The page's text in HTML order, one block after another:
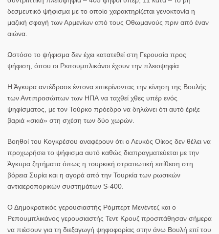
δεσμευτικό ψήφισμα με το οποίο χαρακτηρίζεται γενοκτονία η
μαζική σφαγή των Αρμενίων από τους Οθωμανούς πριν από έναν
αιώνα.
Ωστόσο το ψήφισμα δεν έχει κατατεθεί στη Γερουσία προς
ψήφιση, όπου οι Ρεπουμπλικάνοι έχουν την πλειοψηφία.
Η Άγκυρα αντέδρασε έντονα επικρίνοντας την κίνηση της Βουλής
των Αντιπροσώπων των ΗΠΑ να ταχθεί χθες υπέρ ενός
ψηφίσματος, με τον Τούρκο πρόεδρο να δηλώνει ότι αυτό έριξε
βαριά «σκιά» στη σχέση των δύο χωρών.
Βοηθοί του Κογκρέσου αναφέρουν ότι ο Λευκός Οίκος δεν θέλει να
προχωρήσει το ψήφισμα αυτό καθώς διαπραγματεύεται με την
Άγκυρα ζητήματα όπως η τουρκική στρατιωτική επίθεση στη
βόρεια Συρία και η αγορά από την Τουρκία των ρωσικών
αντιαεροπορικών συστημάτων S-400.
Ο Δημοκρατικός γερουσιαστής Ρόμπερτ Μενέντεζ και ο
Ρεπουμπλικάνος γερουσιαστής Τεντ Κρουζ προσπάθησαν σήμερα
να πιέσουν για τη διεξαγωγή ψηφοφορίας στην άνω Βουλή επί του